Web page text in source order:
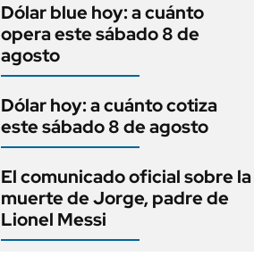
Dólar blue hoy: a cuánto
opera este sábado 8 de
agosto
Dólar hoy: a cuánto cotiza
este sábado 8 de agosto
El comunicado oficial sobre la
muerte de Jorge, padre de
Lionel Messi